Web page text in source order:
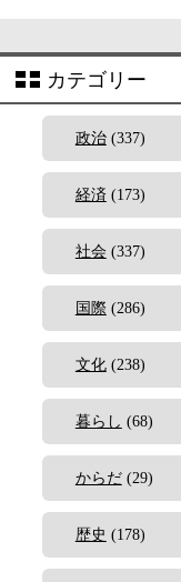
カテゴリー
政治(337)
経済(173)
社会(337)
国際 (286)
文化(238)
暮らし (68)
からだ(29)
歴史 (178)